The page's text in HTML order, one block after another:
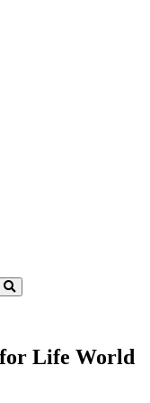
Life World